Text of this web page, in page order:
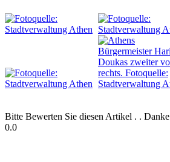
Bitte Bewerten Sie diesen Artikel . . Danke
0.0